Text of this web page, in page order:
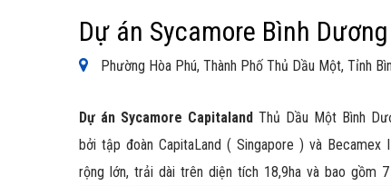
Dự án Sycamore Bình Dương
Phường Hòa Phú, Thành Phố Thủ Dầu Một, Tỉnh
Dự án Sycamore Capitaland Thủ Dầu Một Bình
bởi tập đoàn CapitaLand ( Singapore ) và
rộng lớn, trải dài trên diện tích 18,9ha và bao gồm